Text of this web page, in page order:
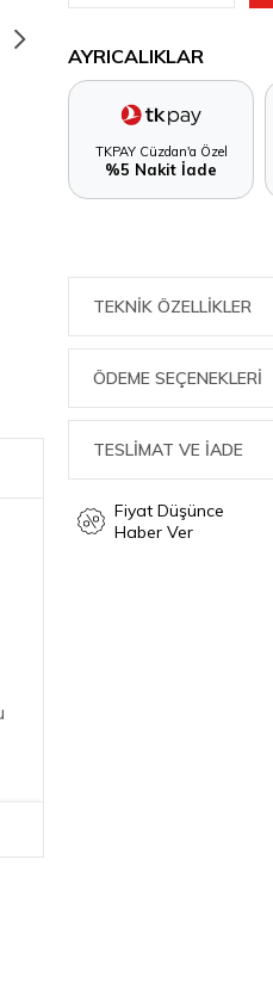
AYRICALIKLAR
TKPAY Cüzdan'a Özel
%5 Nakit İade
TEKNIK ÖZELLIKLER
ÖDEME SEÇENEKLERI
TESLİMAT VE İADE
Fiyat Düşünce
Haber Ver